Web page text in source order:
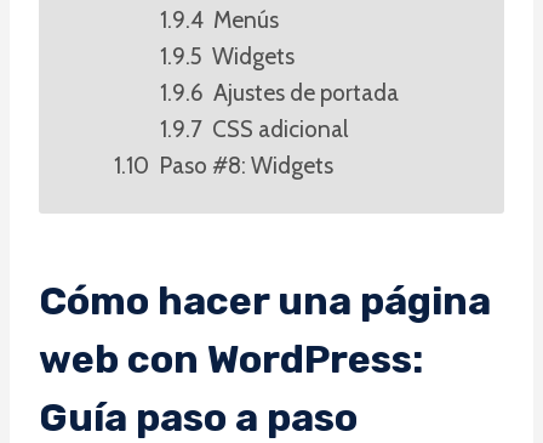
Menús
Widgets
Ajustes de portada
CSS adicional
Paso #8: Widgets
Cómo hacer una página
web con WordPress:
Guía paso a paso